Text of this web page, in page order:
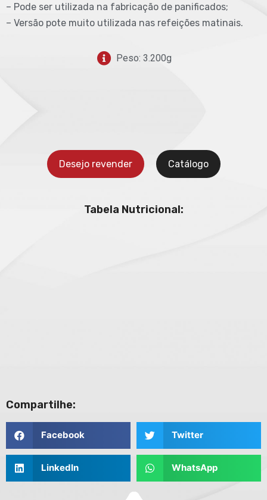
– Pode ser utilizada na fabricação de panificados;
– Versão pote muito utilizada nas refeições matinais.
Peso: 3.200g
Desejo revender Catálogo
Tabela Nutricional:
Compartilhe:
Facebook Twitter
LinkedIn WhatsApp